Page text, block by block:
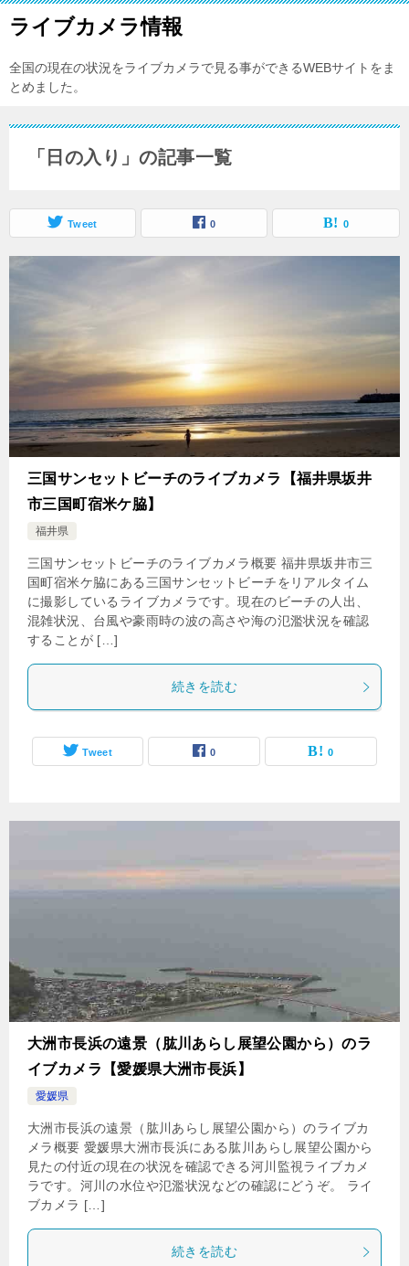
ライブカメラ情報
全国の現在の状況をライブカメラで見る事ができるWEBサイトをま
とめました。
「日の入り」の記事一覧
Tweet 0 0
三国サンセットビーチのライブカメラ【福井県坂井
市三国町宿米ケ脇】
福井県
三国サンセットビーチのライブカメラ概要 福井県坂井市三
国町宿米ケ脇にある三国サンセットビーチをリアルタイム
に撮影しているライブカメラです。現在のビーチの人出、
混雑状況、台風や豪雨時の波の高さや海の氾濫状況を確認
することが […]
続きを読む
Tweet 0 0
大洲市長浜の遠景（肱川あらし展望公園から）のラ
イブカメラ【愛媛県大洲市長浜】
愛媛県
大洲市長浜の遠景（肱川あらし展望公園から）のライブカ
メラ概要 愛媛県大洲市長浜にある肱川あらし展望公園から
見たの付近の現在の状況を確認できる河川監視ライブカメ
ラです。河川の水位や氾濫状況などの確認にどうぞ。 ライ
ブカメラ […]
続きを読む